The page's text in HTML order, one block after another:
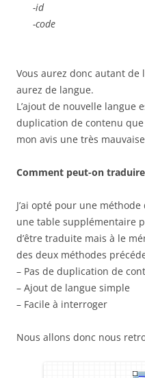
-id
-code
Vous aurez donc autant de
aurez de langue.
L’ajout de nouvelle langue
duplication de contenu
mon avis une très
Comment peut-on
J’ai opté pour une
une table supplémentaire
d’être traduite mais à le
des deux méthodes
– Pas de duplication de
– Ajout de langue simple
– Facile à interroger
Nous allons donc nous